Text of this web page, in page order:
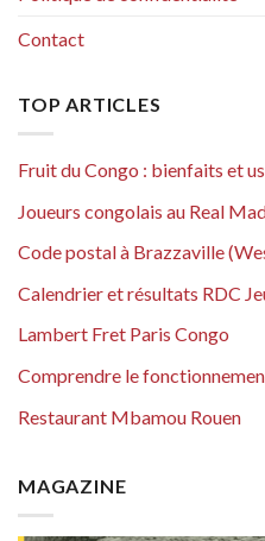
Contact
TOP ARTICLES
Fruit du Congo : bienfaits et
Joueurs congolais au Real
Code postal à Brazzaville
Calendrier et résultats RDC
Lambert Fret Paris Congo
Comprendre le
Restaurant Mbamou Rouen
MAGAZINE